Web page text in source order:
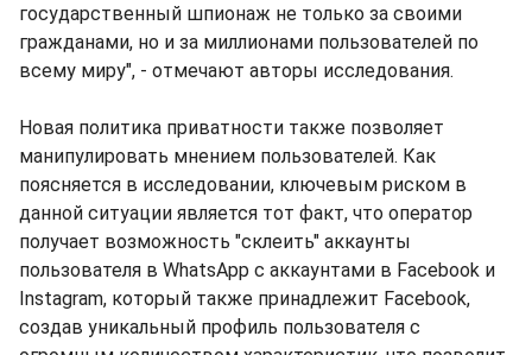
государственный шпионаж не только за своими
гражданами, но и за миллионами пользователей по
всему миру", - отмечают авторы исследования.
Новая политика приватности также позволяет
манипулировать мнением пользователей. Как
поясняется в исследовании, ключевым риском в
данной ситуации является тот факт, что оператор
получает возможность "склеить" аккаунты
пользователя в WhatsApp с аккаунтами в Facebook и
Instagram, который также принадлежит Facebook,
создав уникальный профиль пользователя с